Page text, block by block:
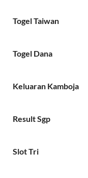
Togel Taiwan
Togel Dana
Keluaran Kamboja
Result Sgp
Slot Tri